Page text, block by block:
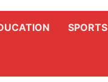
SPORTS